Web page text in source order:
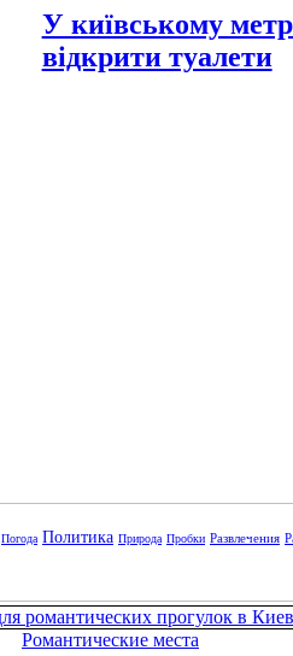
У київському
відкрити туалети
Погода Политика Природа Пробки Развлечения
Романтические места